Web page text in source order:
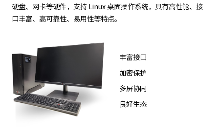
硬盘、网卡等硬件，支持 Linux 桌面操作系统，具有高性能、接
口丰富、高可靠性、易用性等特点。
丰富接口
加密保护
多屏协同
良好生态